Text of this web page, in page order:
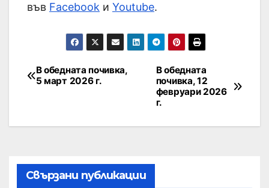
във Facebook и Youtube.
В обедната
почивка, 12
февруари 2026
г.
В обедната почивка,
5 март 2026 г.
Свързани публикации